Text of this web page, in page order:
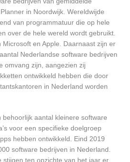
in Noordwijk. Wereldwijde
van programmatuur die op hele
over de hele wereld wordt gebruikt.
Microsoft en Apple. Daarnaast zijn er
Nederlandse software bedrijven
omvang zijn, aangezien zij
ontwikkeld hebben die door
in Nederland worden
behoorlijk aantal kleinere software
voor een specifieke doelgroep
hebben ontwikkeld. Eind 2019
software bedrijven in Nederland.
stijgen ten opzichte van het jaar er